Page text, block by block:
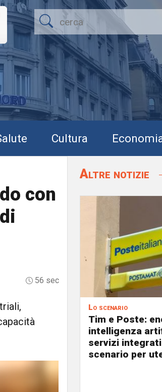
Cultura
con
56 sec
Altre notizie
Lo scenario
Tim e Poste:
intelligenza
servizi
scenario per